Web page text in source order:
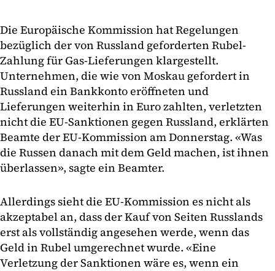
Die Europäische Kommission hat Regelungen
bezüglich der von Russland geforderten Rubel-
Zahlung für Gas-Lieferungen klargestellt.
Unternehmen, die wie von Moskau gefordert in
Russland ein Bankkonto eröffneten und
Lieferungen weiterhin in Euro zahlten, verletzten
nicht die EU-Sanktionen gegen Russland, erklärten
Beamte der EU-Kommission am Donnerstag. «Was
die Russen danach mit dem Geld machen, ist ihnen
überlassen», sagte ein Beamter.
Allerdings sieht die EU-Kommission es nicht als
akzeptabel an, dass der Kauf von Seiten Russlands
erst als vollständig angesehen werde, wenn das
Geld in Rubel umgerechnet wurde. «Eine
Verletzung der Sanktionen wäre es, wenn ein